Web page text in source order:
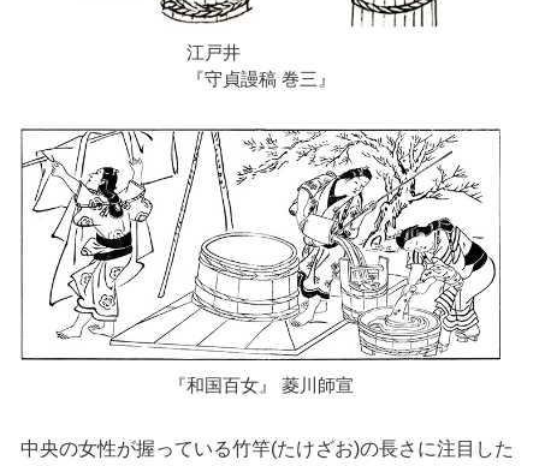
江戸井
『守貞謾稿 巻三』
『和国百女』 菱川師宣
中央の女性が握っている竹竿(たけざお)の長さに注目した